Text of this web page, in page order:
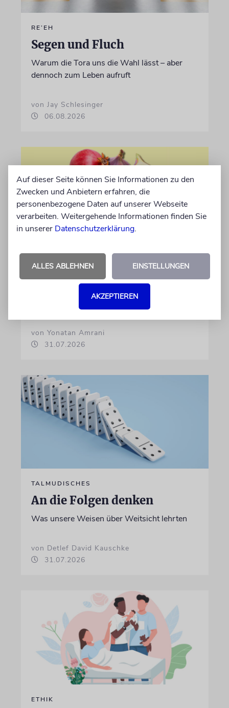
RE’EH
Segen und Fluch
Warum die Tora uns die Wahl lässt – aber
dennoch zum Leben aufruft
von Jay Schlesinger
06.08.2026
EKEW
Die Sieben Arten
Der Wochenabschnitt führt durch das Land
von Yonatan Amrani
31.07.2026
TALMUDISCHES
An die Folgen denken
Was unsere Weisen über Weitsicht lehrten
von Detlef David Kauschke
31.07.2026
ETHIK
Auf dieser Seite können Sie Informationen zu den
Zwecken und Anbietern erfahren, die
personenbezogene Daten auf unserer Webseite
verarbeiten. Weitergehende Informationen finden Sie
in unserer Datenschutzerklärung.
ALLES ABLEHNEN EINSTELLUNGEN
AKZEPTIEREN